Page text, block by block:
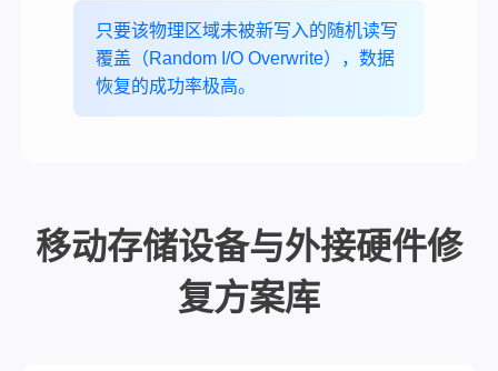
只要该物理区域未被新写入的随机读写
覆盖（Random I/O Overwrite），数据
恢复的成功率极高。
移动存储设备与外接硬件修
复方案库